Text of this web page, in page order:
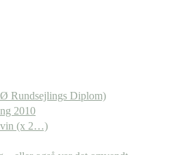
Rundsejlings Diplom)
2010
(x 2…)